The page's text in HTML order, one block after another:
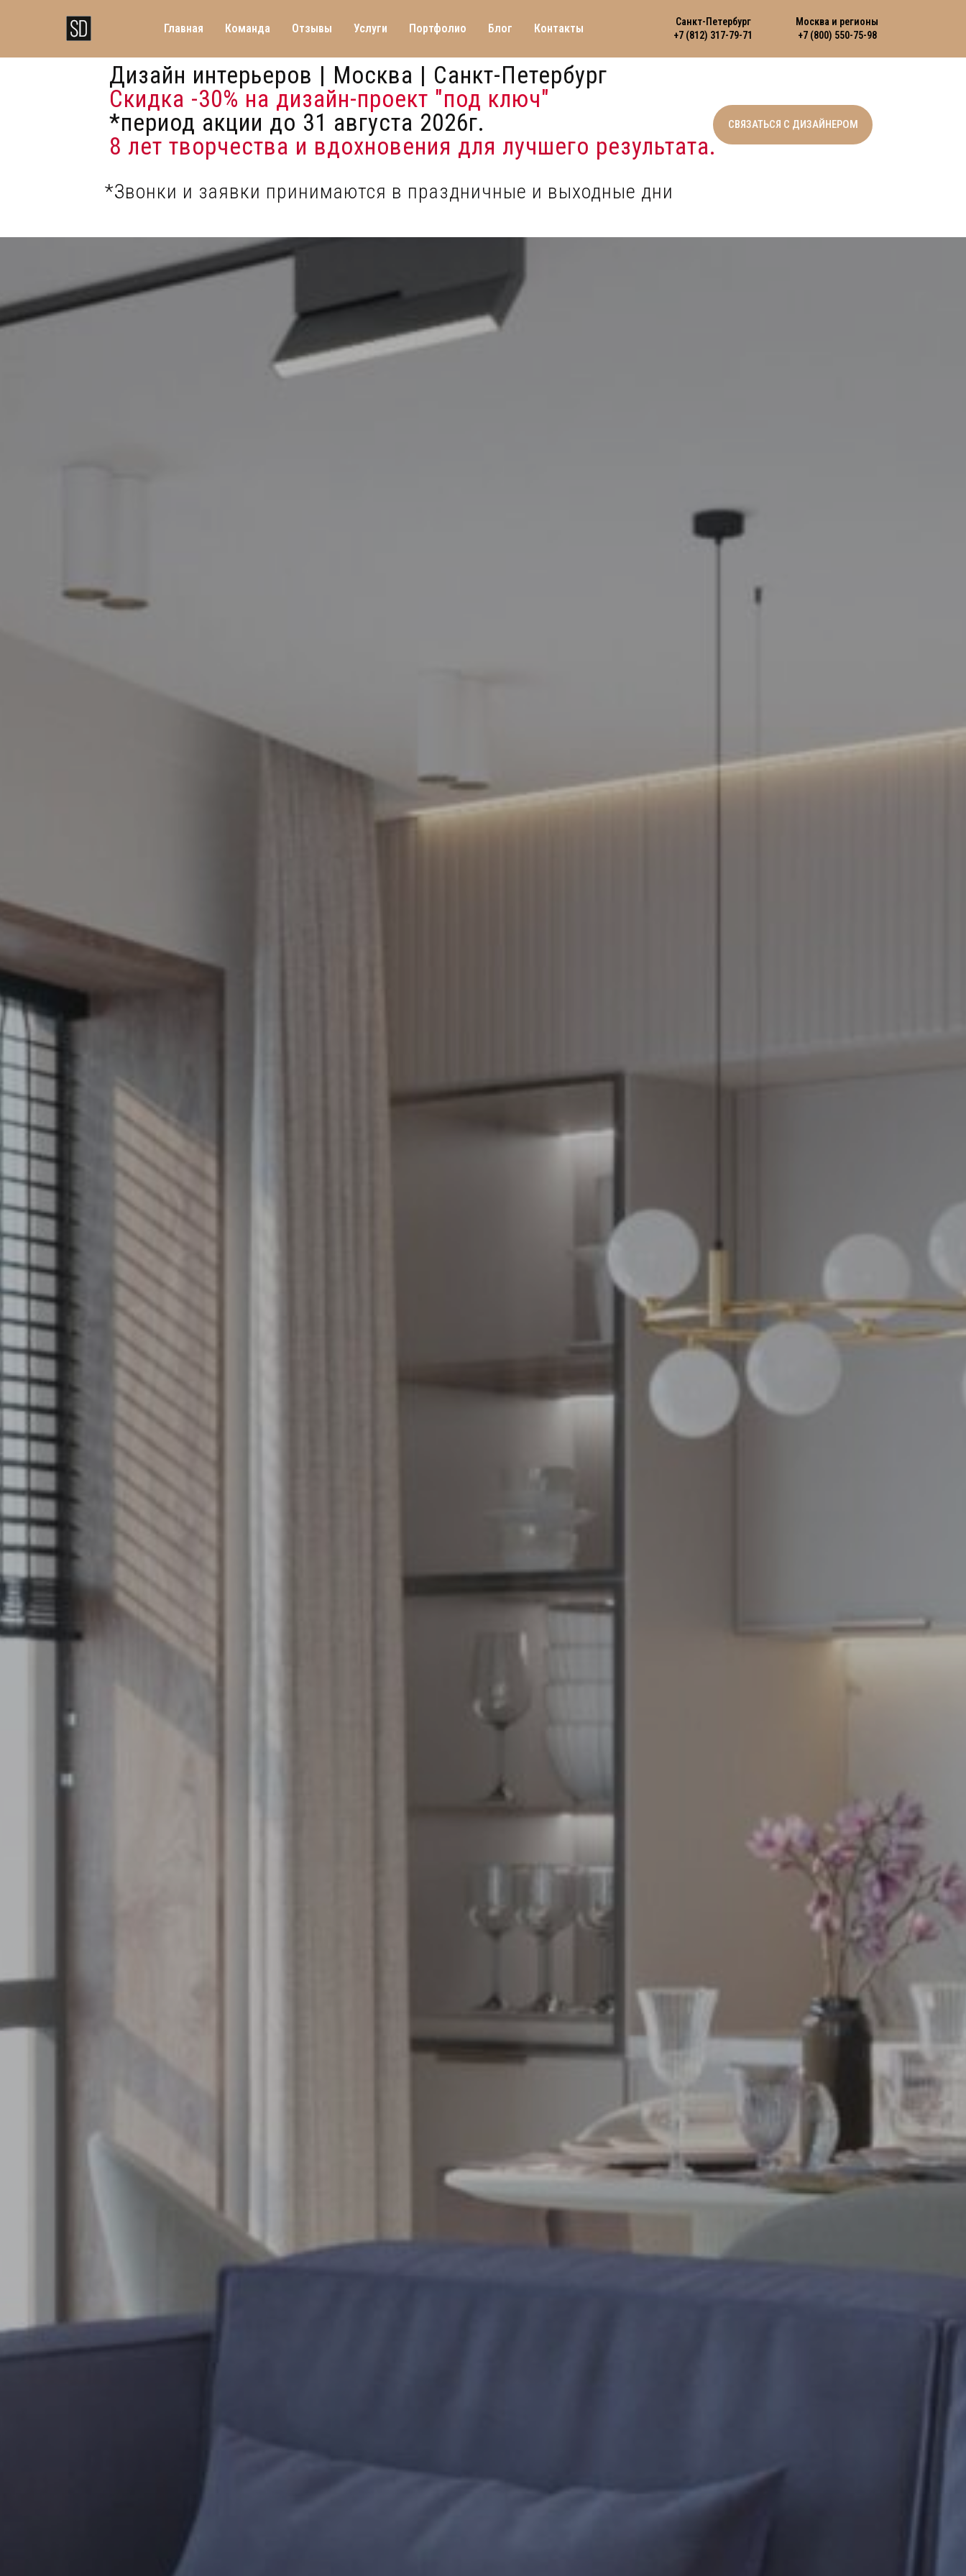
Главная Команда Отзывы Услуги Портфолио Блог Контакты
Санкт-Петербург
+7 (812) 317-79-71
Москва и регионы
+7 (800) 550-75-98
СВЯЗАТЬСЯ С ДИЗАЙНЕРОМ
*Звонки и заявки принимаются в праздничные и выходные дни
Дизайн интерьеров | Москва | Санкт-Петербург
Скидка -30% на дизайн-проект "под ключ"
*период акции до 31 августа 2026г.
8 лет творчества и вдохновения для лучшего результата.